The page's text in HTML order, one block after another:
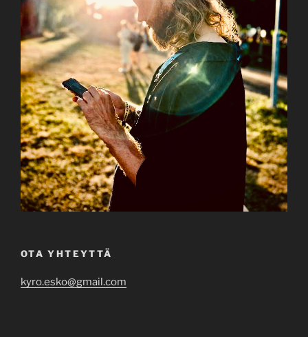
OTA YHTEYTTÄ
kyro.esko@gmail.com